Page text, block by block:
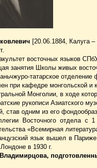
[20.06.1884, Калуга
восточных языков
занятия Школы живых
татарское
при кафедре монгольской и
Монголии, в ходе
рукописи Азиатского
став одним из его
Восточного
«Всемирная
язык вышел в
в 1930 г.